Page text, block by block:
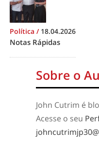
Política / 18.04.2026
Notas Rápidas
Sobre o
John Cutrim é
Acesse o seu